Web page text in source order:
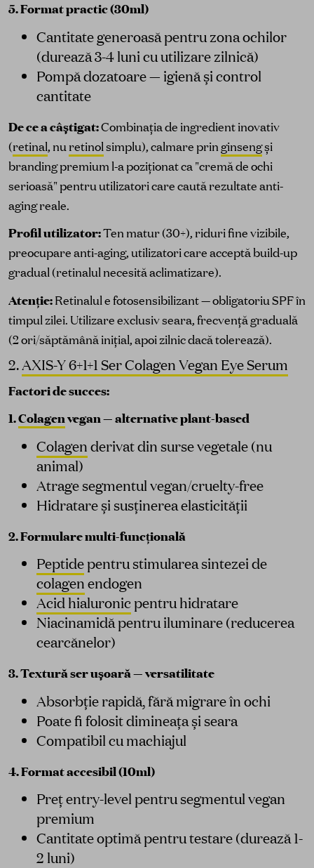
5. Format practic (30ml)
Cantitate generoasă pentru zona ochilor
(durează 3-4 luni cu utilizare zilnică)
Pompă dozatoare — igienă și control
cantitate
De ce a câștigat:Combinația de ingredient inovativ
(retinal, nu retinolsimplu), calmare pringinsengși
branding premium l-a poziționat ca "cremă de ochi
serioasă" pentru utilizatori care caută rezultate anti-
aging reale.
Profil utilizator:Ten matur (30+), riduri fine vizibile,
preocupare anti-aging, utilizatori care acceptă build-up
gradual (retinalul necesită aclimatizare).
Atenție:Retinalul e fotosensibilizant — obligatoriu SPF în
timpul zilei. Utilizare exclusiv seara, frecvență graduală
(2 ori/săptămână inițial, apoi zilnic dacă tolerează).
2.AXIS-Y 6+1+1 Ser Colagen Vegan Eye Serum
Factori de succes:
1.Colagenvegan — alternative plant-based
Colagenderivat din surse vegetale (nu
animal)
Atrage segmentul vegan/cruelty-free
Hidratare și susținerea elasticității
2. Formulare multi-funcțională
Peptidepentru stimularea sintezei de
colagenendogen
Acid hialuronicpentru hidratare
Niacinamidă pentru iluminare (reducerea
cearcănelor)
3. Textură ser ușoară — versatilitate
Absorbție rapidă, fără migrare în ochi
Poate fi folosit dimineața și seara
Compatibil cu machiajul
4. Format accesibil (10ml)
Preț entry-level pentru segmentul vegan
premium
Cantitate optimă pentru testare (durează 1-
2 luni)